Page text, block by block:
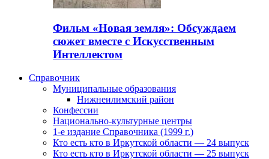
Фильм «Новая земля»: Обсуждаем
сюжет вместе с Искусственным
Интеллектом
Справочник
Муниципальные образования
Нижнеилимский район
Конфессии
Национально-культурные центры
1-е издание Справочника (1999 г.)
Кто есть кто в Иркутской области — 24 выпуск
Кто есть кто в Иркутской области — 25 выпуск